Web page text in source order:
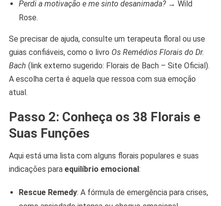
Perdi a motivação e me sinto desanimada?→ Wild
Rose.
Se precisar de ajuda, consulte um terapeuta floral ou use
guias confiáveis, como o livro Os Remédios Florais do Dr.
Bach (link externo sugerido: Florais de Bach – Site Oficial).
A escolha certa é aquela que ressoa com sua emoção
atual.
Passo 2: Conheça os 38 Florais e
Suas Funções
Aqui está uma lista com alguns florais populares e suas
indicações para equilíbrio emocional :
Rescue Remedy: A fórmula de emergência para crises,